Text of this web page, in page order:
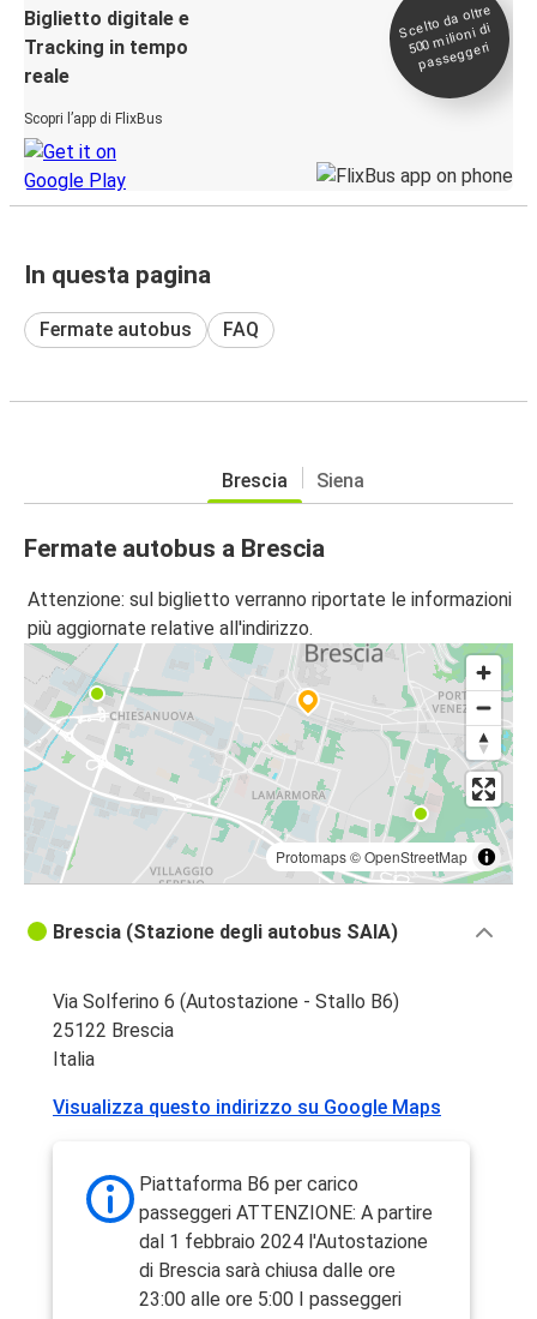
Biglietto digitale e
Tracking in tempo
reale
Scopri l’app di FlixBus
Scelto da oltre
500
milioni di
passeggeri
In questa pagina
Fermate autobus FAQ
Brescia Siena
Fermate autobus a Brescia
Attenzione: sul biglietto verranno riportate le informazioni
più aggiornate relative all'indirizzo.
Protomaps©OpenStreetMap
Brescia (Stazione degli autobus SAIA)
Via Solferino 6 (Autostazione - Stallo B6)
25122 Brescia
Italia
Visualizza questo indirizzo su Google Maps
Piattaforma B6 per carico
passeggeri ATTENZIONE: A partire
dal 1 febbraio 2024 l'Autostazione
di Brescia sarà chiusa dalle ore
23:00 alle ore 5:00 I passeggeri